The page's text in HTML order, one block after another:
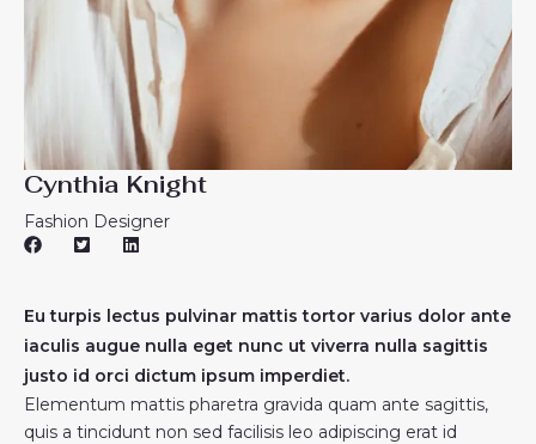
Cynthia Knight
Fashion Designer
Eu turpis lectus pulvinar mattis tortor varius dolor ante
iaculis augue nulla eget nunc ut viverra nulla sagittis
justo id orci dictum ipsum imperdiet.
Elementum mattis pharetra gravida quam ante sagittis,
quis a tincidunt non sed facilisis leo adipiscing erat id